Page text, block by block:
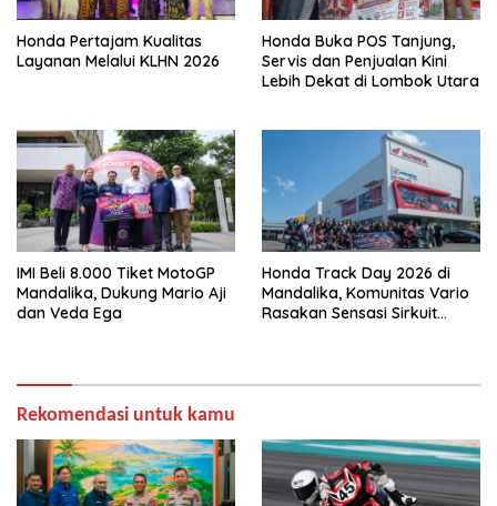
Honda Pertajam Kualitas
Layanan Melalui KLHN 2026
Honda Buka POS Tanjung,
Servis dan Penjualan Kini
Lebih Dekat di Lombok Utara
IMI Beli 8.000 Tiket MotoGP
Mandalika, Dukung Mario Aji
dan Veda Ega
Honda Track Day 2026 di
Mandalika, Komunitas Vario
Rasakan Sensasi Sirkuit
Rekomendasi untuk kamu